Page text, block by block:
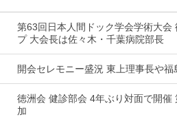
第63回日本人間ドック学会学術大会
プ 大会長は佐々木・千葉病院部長
開会セレモニー盛況 東上理事長や
徳洲会 健診部会 4年ぶり対面で開催
加